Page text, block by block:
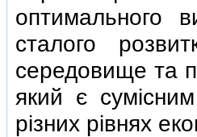
оптимального
сталого
середовище та
який є
рiзних рiвнях